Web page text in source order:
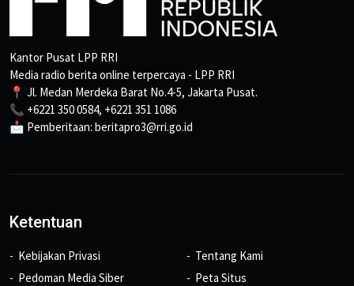
Kantor Pusat LPP RRI
Media radio berita online terpercaya - LPP RRI
📍 Jl. Medan Merdeka Barat No.4-5, Jakarta Pusat.
📞 +6221 350 0584, +6221 351 1086
📩 Pemberitaan: beritapro3@rri.go.id
Ketentuan
Kebijakan Privasi
Pedoman Media Siber
Tentang Kami
Peta Situs